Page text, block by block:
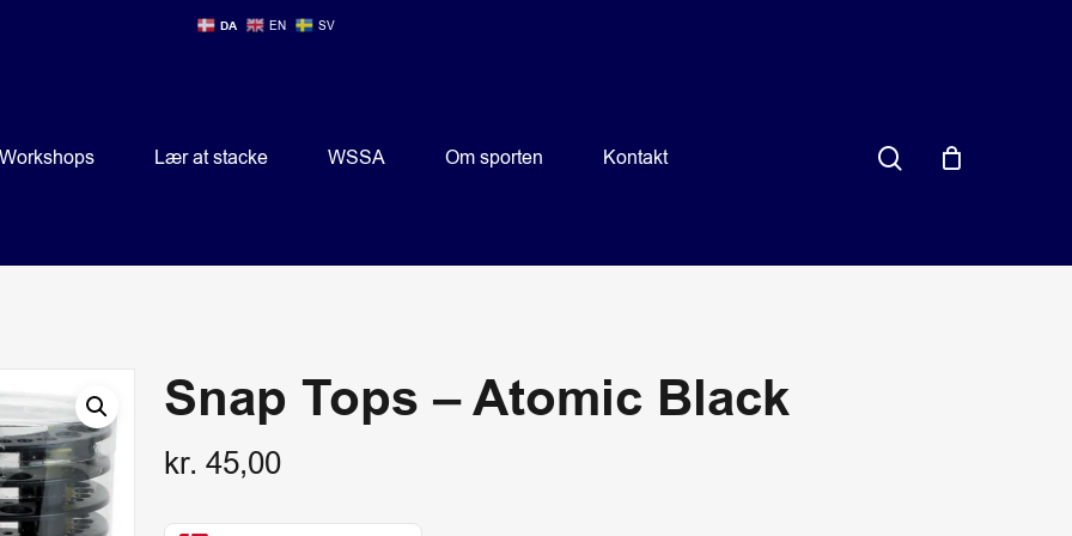
DA EN SV
Workshops Lær at stacke WSSA Om sporten Kontakt search
Snap Tops – Atomic Black
kr. 45,00